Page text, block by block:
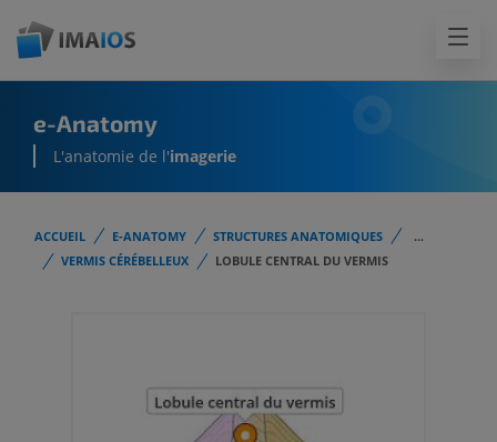
e-Anatomy
L'anatomie de l'imagerie
ACCUEIL E-ANATOMY STRUCTURES ANATOMIQUES
...
VERMIS CÉRÉBELLEUX
LOBULE CENTRAL DU VERMIS